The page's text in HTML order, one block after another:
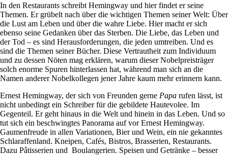
In den Restaurants schreibt Hemingway und hier findet er seine
Themen. Er grübelt nach über die wichtigen Themen seiner Welt: Über
die Lust am Leben und über die wahre Liebe. Hier macht er sich
ebenso seine Gedanken über das Sterben. Die Liebe, das Leben und
der Tod – es sind Herausforderungen, die jeden umtreiben. Und es
sind die Themen seiner Bücher. Diese Vertrautheit zum Individuum
und zu dessen Nöten mag erklären, warum dieser Nobelpreisträger
solch enorme Spuren hinterlassen hat, während man sich an die
Namen anderer Nobelkollegen jener Jahre kaum mehr erinnern kann.
Ernest Hemingway, der sich von Freunden gerne Papa rufen lässt, ist
nicht unbedingt ein Schreiber für die gebildete Hautevolee. Im
Gegenteil. Er geht hinaus in die Welt und hinein in das Leben. Und so
tut sich ein beschwingtes Panorama auf vor Ernest Hemingway.
Gaumenfreude in allen Variationen, Bier und Wein, ein nie gekanntes
Schlaraffenland. Kneipen, Cafés, Bistros, Brasserien, Restaurants.
Dazu Pâtisserien und Boulangerien. Speisen und Getränke – besser